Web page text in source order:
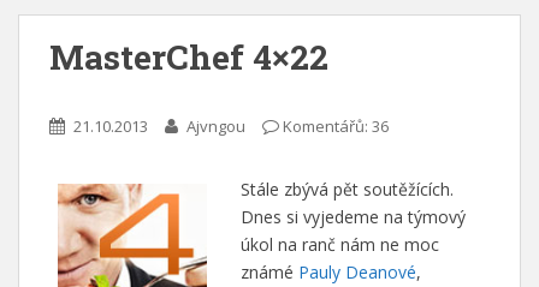
MasterChef 4×22
21.10.2013 Ajvngou Komentářů: 36
Stále zbývá pět soutěžících.
Dnes si vyjedeme na týmový
úkol na ranč nám ne moc
známé Pauly Deanové,